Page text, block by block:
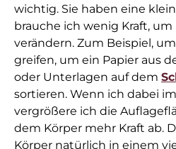
wichtig. Sie haben eine
brauche ich wenig Kraft,
verändern. Zum Beispiel,
greifen, um ein Papier aus
oder Unterlagen auf dem
sortieren. Wenn ich dabei
vergrößere ich die
dem Körper mehr Kraft ab.
Körper natürlich in einem